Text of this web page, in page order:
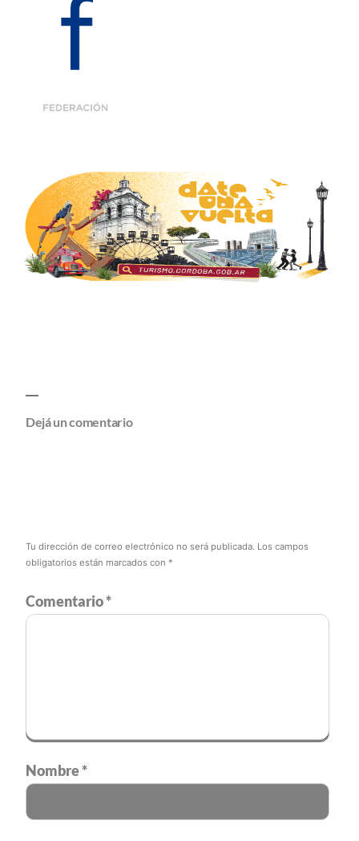
Dejá un comentario
Tu dirección de correo electrónico no será publicada. Los campos
obligatorios están marcados con *
Comentario*
Nombre*